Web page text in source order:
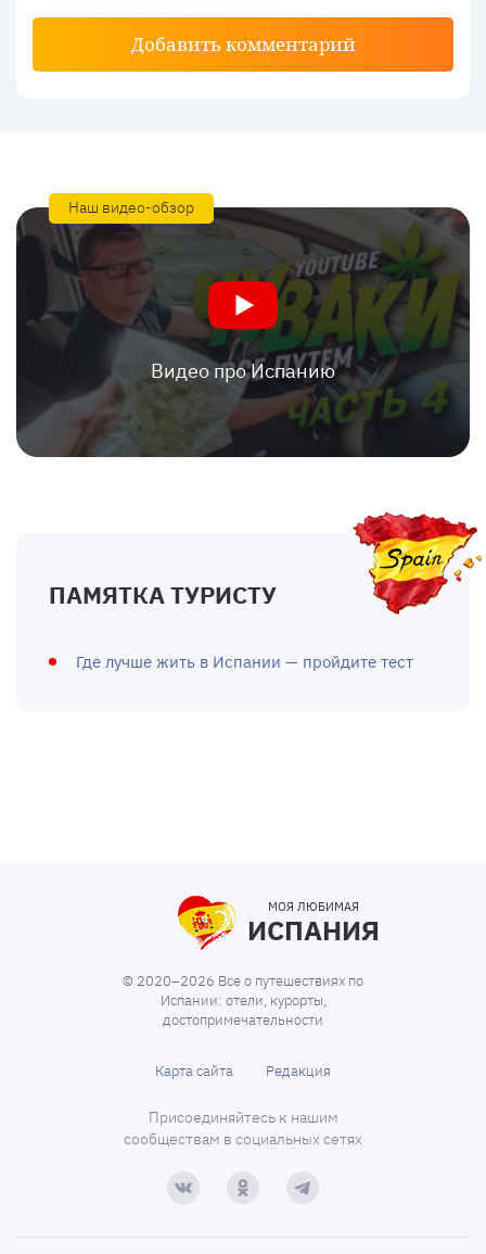
Добавить комментарий
Наш видео-обзор
Видео про Испанию
ПАМЯТКА ТУРИСТУ
Где лучше жить в Испании — пройдите тест
МОЯ ЛЮБИМАЯ
ИСПАНИЯ
© 2020–2026 Все о путешествиях по
Испании: отели, курорты,
достопримечательности
Карта сайта Редакция
Присоединяйтесь к нашим
сообществам в социальных сетях